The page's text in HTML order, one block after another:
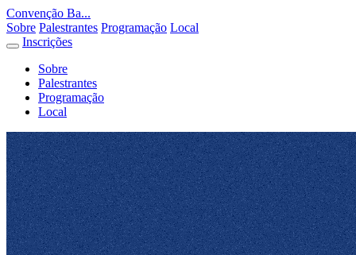
Convenção Ba...
Sobre Palestrantes Programação Local
Inscrições
Sobre
Palestrantes
Programação
Local